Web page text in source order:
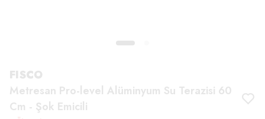
FISCO
Metresan Pro-level Alüminyum Su Terazisi 60
Cm - Şok Emicili